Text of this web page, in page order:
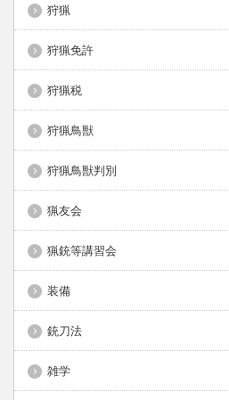
狩猟
狩猟免許
狩猟税
狩猟鳥獣
狩猟鳥獣判別
猟友会
猟銃等講習会
装備
銃刀法
雑学